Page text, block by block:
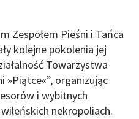
Zespołem Pieśni i Tańca
kolejne pokolenia jej
Towarzystwa
»Piątce«”, organizując
i wybitnych
nekropoliach.